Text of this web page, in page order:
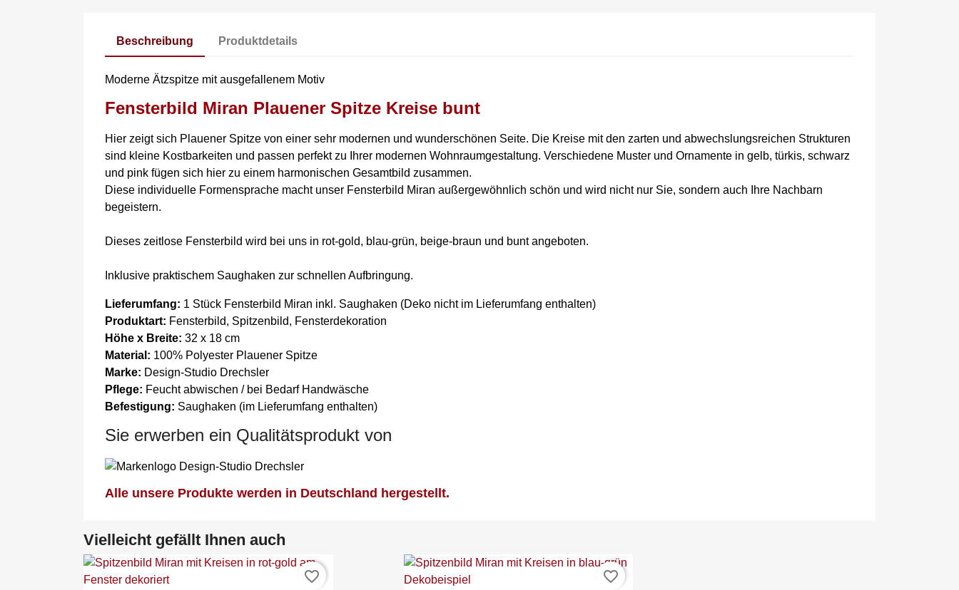
Beschreibung Produktdetails
Moderne Ätzspitze mit ausgefallenem Motiv
Fensterbild Miran Plauener Spitze Kreise bunt
Hier zeigt sich Plauener Spitze von einer sehr modernen und wunderschönen Seite. Die Kreise mit den zarten und abwechslungsreichen Strukturen
sind kleine Kostbarkeiten und passen perfekt zu Ihrer modernen Wohnraumgestaltung. Verschiedene Muster und Ornamente in gelb, türkis, schwarz
und pink fügen sich hier zu einem harmonischen Gesamtbild zusammen.
Diese individuelle Formensprache macht unser Fensterbild Miran außergewöhnlich schön und wird nicht nur Sie, sondern auch Ihre Nachbarn
begeistern.
Dieses zeitlose Fensterbild wird bei uns in rot-gold, blau-grün, beige-braun und bunt angeboten.
Inklusive praktischem Saughaken zur schnellen Aufbringung.
Lieferumfang: 1 Stück Fensterbild Miran inkl. Saughaken (Deko nicht im Lieferumfang enthalten)
Produktart: Fensterbild, Spitzenbild, Fensterdekoration
Höhe x Breite: 32 x 18 cm
Material: 100% Polyester Plauener Spitze
Marke: Design-Studio Drechsler
Pflege: Feucht abwischen / bei Bedarf Handwäsche
Befestigung: Saughaken (im Lieferumfang enthalten)
Sie erwerben ein Qualitätsprodukt von
Alle unsere Produkte werden in Deutschland hergestellt.
Vielleicht gefällt Ihnen auch
favorite_border favorite_border